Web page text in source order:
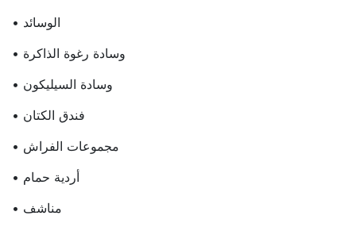
• الوسائد
• وسادة رغوة الذاكرة
• وسادة السيليكون
• فندق الكتان
• مجموعات الفراش
• أردية حمام
• مناشف